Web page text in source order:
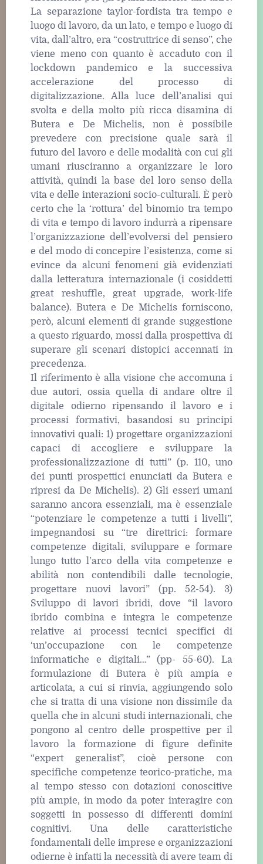
La separazione taylor-fordista tra tempo e
luogo di lavoro, da un lato, e tempo e luogo di
vita, dall’altro, era “costruttrice di senso”, che
viene meno con quanto è accaduto con il
lockdown pandemico e la successiva
accelerazione del processo di
digitalizzazione. Alla luce dell’analisi qui
svolta e della molto più ricca disamina di
Butera e De Michelis, non è possibile
prevedere con precisione quale sarà il
futuro del lavoro e delle modalità con cui gli
umani riusciranno a organizzare le loro
attività, quindi la base del loro senso della
vita e delle interazioni socio-culturali. È però
certo che la ‘rottura’ del binomio tra tempo
di vita e tempo di lavoro indurrà a ripensare
l’organizzazione dell’evolversi del pensiero
e del modo di concepire l’esistenza, come si
evince da alcuni fenomeni già evidenziati
dalla letteratura internazionale (i cosiddetti
great reshuffle, great upgrade, work-life
balance). Butera e De Michelis forniscono,
però, alcuni elementi di grande suggestione
a questo riguardo, mossi dalla prospettiva di
superare gli scenari distopici accennati in
precedenza.
Il riferimento è alla visione che accomuna i
due autori, ossia quella di andare oltre il
digitale odierno ripensando il lavoro e i
processi formativi, basandosi su principi
innovativi quali: 1) progettare organizzazioni
capaci di accogliere e sviluppare la
professionalizzazione di tutti” (p. 110, uno
dei punti prospettici enunciati da Butera e
ripresi da De Michelis). 2) Gli esseri umani
saranno ancora essenziali, ma è essenziale
“potenziare le competenze a tutti i livelli”,
impegnandosi su “tre direttrici: formare
competenze digitali, sviluppare e formare
lungo tutto l’arco della vita competenze e
abilità non contendibili dalle tecnologie,
progettare nuovi lavori” (pp. 52-54). 3)
Sviluppo di lavori ibridi, dove “il lavoro
ibrido combina e integra le competenze
relative ai processi tecnici specifici di
‘un’occupazione con le competenze
informatiche e digitali…” (pp- 55-60). La
formulazione di Butera è più ampia e
articolata, a cui si rinvia, aggiungendo solo
che si tratta di una visione non dissimile da
quella che in alcuni studi internazionali, che
pongono al centro delle prospettive per il
lavoro la formazione di figure definite
“expert generalist”, cioè persone con
specifiche competenze teorico-pratiche, ma
al tempo stesso con dotazioni conoscitive
più ampie, in modo da poter interagire con
soggetti in possesso di differenti domini
cognitivi. Una delle caratteristiche
fondamentali delle imprese e organizzazioni
odierne è infatti la necessità di avere team di